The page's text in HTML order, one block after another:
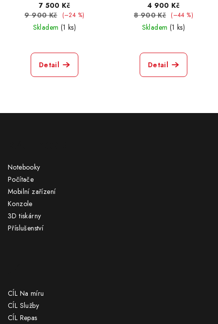
7 500 Kč
9 900 Kč
(–24 %)
Skladem (1 ks)
Detail
4 900 Kč
8 900 Kč
(–44 %)
Skladem (1 ks)
Detail
Notebooky
Počítače
Mobilní zařízení
Konzole
3D tiskárny
Příslušenství
CÍL Na míru
CÍL Služby
CÍL Repas